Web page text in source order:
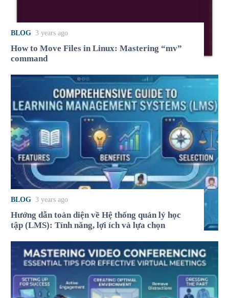
BLOG 3 years ago
How to Move Files in Linux: Mastering “mv”
command
BLOG 3 years ago
Hướng dẫn toàn diện về Hệ thống quản lý học
tập (LMS): Tính năng, lợi ích và lựa chọn